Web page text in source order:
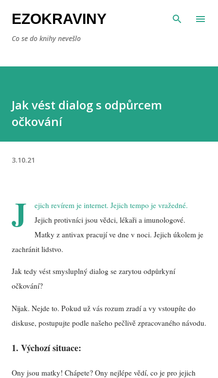
Přeskočit na hlavní obsah
EZOKRAVINY
Co se do knihy nevešlo
Jak vést dialog s odpůrcem
očkování
3.10.21
J
ejich revírem je internet. Jejich tempo je vražedné.
Jejich protivníci jsou vědci, lékaři a imunologové.
Matky z antivax pracují ve dne v noci. Jejich úkolem je
zachránit lidstvo.
Jak tedy vést smysluplný dialog se zarytou odpůrkyní
očkování?
Nijak. Nejde to. Pokud už vás rozum zradí a vy vstoupíte do
diskuse, postupujte podle našeho pečlivě zpracovaného návodu.
1. Výchozí situace:
Ony jsou matky! Chápete? Ony nejlépe vědí, co je pro jejich